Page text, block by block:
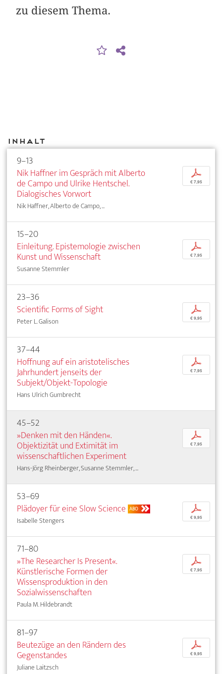
zu diesem Thema.
Inhalt
9–13
Nik Haffner im Gespräch mit Alberto
de Campo und Ulrike Hentschel.
Dialogisches Vorwort
Nik Haffner, Alberto de Campo, ...
p
€ 7,95
15–20
Einleitung. Epistemologie zwischen
Kunst und Wissenschaft
Susanne Stemmler
p
€ 7,95
23–36
Scientific Forms of Sight
Peter L. Galison
p
€ 9,95
37–44
Hoffnung auf ein aristotelisches
Jahrhundert jenseits der
Subjekt/Objekt-Topologie
Hans Ulrich Gumbrecht
p
€ 7,95
45–52
»Denken mit den Händen«.
Objektizität und Extimität im
wissenschaftlichen Experiment
Hans-Jörg Rheinberger, Susanne Stemmler, ...
p
€ 7,95
53–69
Plädoyer für eine Slow Science ABO
Isabelle Stengers
p
€ 9,95
71–80
»The Researcher Is Present«.
Künstlerische Formen der
Wissensproduktion in den
Sozialwissenschaften
Paula M. Hildebrandt
p
€ 7,95
81–97
Beutezüge an den Rändern des
Gegenstandes
Juliane Laitzsch
p
€ 9,95